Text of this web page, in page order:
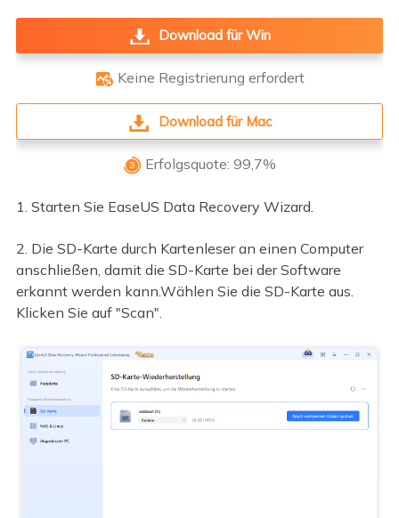
Download für Win
 Keine Registrierung erfordert
Download für Mac
 Erfolgsquote: 99,7%
1. Starten Sie EaseUS Data Recovery Wizard.
2. Die SD-Karte durch Kartenleser an einen Computer
anschließen, damit die SD-Karte bei der Software
erkannt werden kann.Wählen Sie die SD-Karte aus.
Klicken Sie auf "Scan".